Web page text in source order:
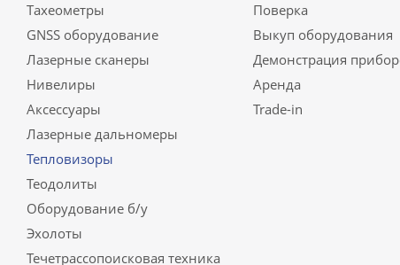
Тахеометры
GNSS оборудование
Лазерные сканеры
Нивелиры
Аксессуары
Лазерные дальномеры
Тепловизоры
Теодолиты
Оборудование б/у
Эхолоты
Течетрассопоисковая техника
Поверка
Выкуп оборудования
Демонстрация
Аренда
Trade-in